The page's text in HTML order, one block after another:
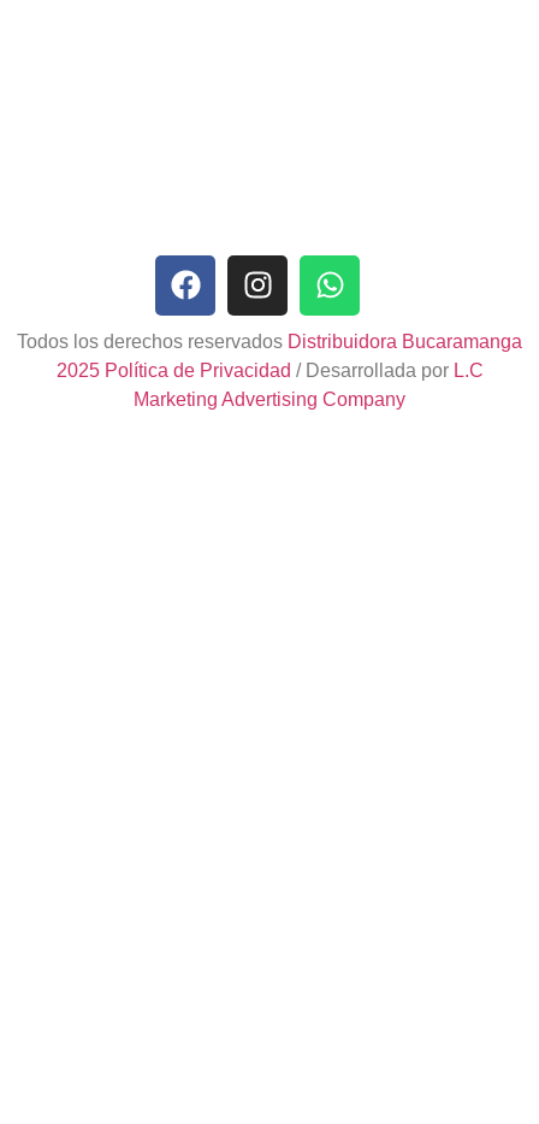
Todos los derechos reservados Distribuidora Bucaramanga
2025Política de Privacidad / Desarrollada porL.C
Marketing Advertising Company